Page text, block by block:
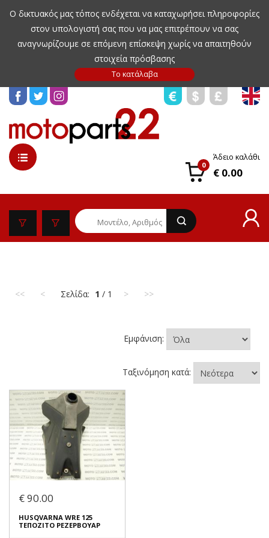
Ο δικτυακός μας τόπος ενδέχεται να καταχωρήσει πληροφορίες
στον υπολογιστή σας που να μας επιτρέπουν να σας
αναγνωρίζουμε σε επόμενη επίσκεψη χωρίς να απαιτηθούν
στοιχεία πρόσβασης
0
Άδειο καλάθι
€ 0.00
<< < Σελίδα: 1 / 1 > >>
Εμφάνιση:
Ταξινόμηση κατά:
€ 90.00
HUSQVARNA WRE 125
ΤΕΠΟΖΙΤΟ ΡΕΖΕΡΒΟΥΑΡ